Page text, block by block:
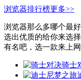
浏览器排行榜更多>>
浏览器那么多哪个最
选出优质的给你来选
有名吧，选一款来上
骑士